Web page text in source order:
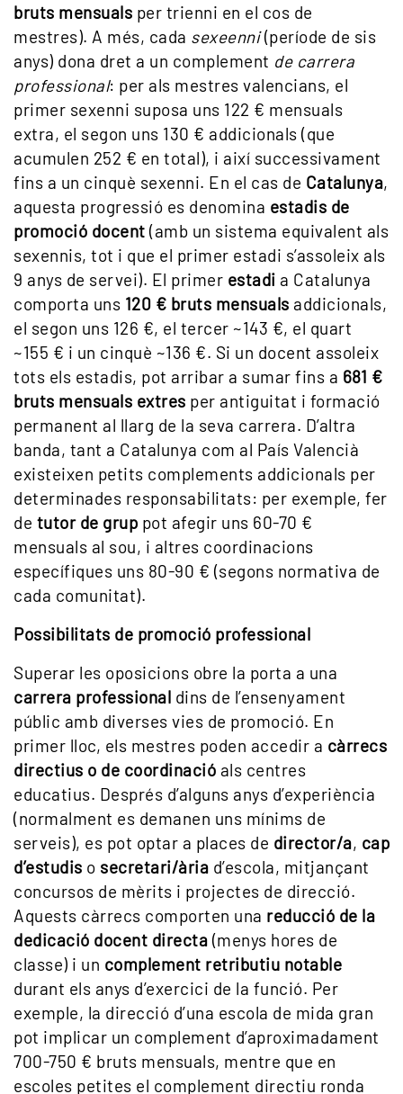
bruts mensuals per trienni en el cos de
mestres). A més, cada sexeenni(període de sis
anys) dona dret a un complement de carrera
professional: per als mestres valencians, el
primer sexenni suposa uns 122 € mensuals
extra, el segon uns 130 € addicionals (que
acumulen 252 € en total), i així successivament
fins a un cinquè sexenni. En el cas de Catalunya,
aquesta progressió es denomina estadis de
promoció docent (amb un sistema equivalent als
sexennis, tot i que el primer estadi s’assoleix als
9 anys de servei). El primer estadi a Catalunya
comporta uns 120 € bruts mensuals addicionals,
el segon uns 126 €, el tercer ~143 €, el quart
~155 € i un cinquè ~136 €. Si un docent assoleix
tots els estadis, pot arribar a sumar fins a 681 €
bruts mensuals extres per antiguitat i formació
permanent al llarg de la seva carrera. D’altra
banda, tant a Catalunya com al País Valencià
existeixen petits complements addicionals per
determinades responsabilitats: per exemple, fer
de tutor de grup pot afegir uns 60-70 €
mensuals al sou, i altres coordinacions
específiques uns 80-90 € (segons normativa de
cada comunitat).
Possibilitats de promoció professional
Superar les oposicions obre la porta a una
carrera professional dins de l’ensenyament
públic amb diverses vies de promoció. En
primer lloc, els mestres poden accedir a càrrecs
directius o de coordinació als centres
educatius. Després d’alguns anys d’experiència
(normalment es demanen uns mínims de
serveis), es pot optar a places de director/a, cap
d’estudis o secretari/ària d’escola, mitjançant
concursos de mèrits i projectes de direcció.
Aquests càrrecs comporten una reducció de la
dedicació docent directa (menys hores de
classe) i un complement retributiu notable
durant els anys d’exercici de la funció. Per
exemple, la direcció d’una escola de mida gran
pot implicar un complement d’aproximadament
700-750 € bruts mensuals, mentre que en
escoles petites el complement directiu ronda